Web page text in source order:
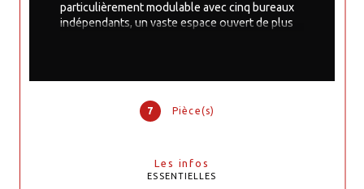
7 Pièce(s)
Les infos
ESSENTIELLES
particulièrement modulable avec cinq bureaux
indépendants, un vaste espace ouvert de plus
indépendants, ce bien s’adapte parfaitement
aux besoins d’une profession libérale, d’un
d’un emplacement recherché à proximité